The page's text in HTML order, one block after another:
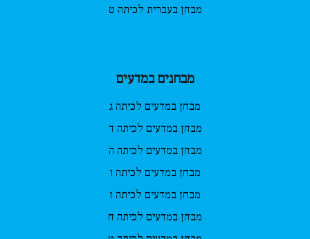
מבחן בעברית לכיתה ט
מבחנים במדעים
מבחן במדעים לכיתה ג
מבחן במדעים לכיתה ד
מבחן במדעים לכיתה ה
מבחן במדעים לכיתה ו
מבחן במדעים לכיתה ז
מבחן במדעים לכיתה ח